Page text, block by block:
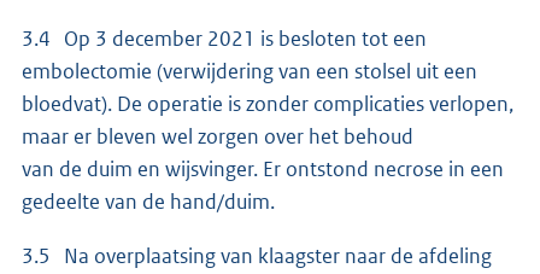
3.4 Op 3 december 2021 is besloten tot een
embolectomie (verwijdering van een stolsel uit een
bloedvat). De operatie is zonder complicaties verlopen,
maar er bleven wel zorgen over het behoud
van de duim en wijsvinger. Er ontstond necrose in een
gedeelte van de hand/duim.
3.5 Na overplaatsing van klaagster naar de afdeling